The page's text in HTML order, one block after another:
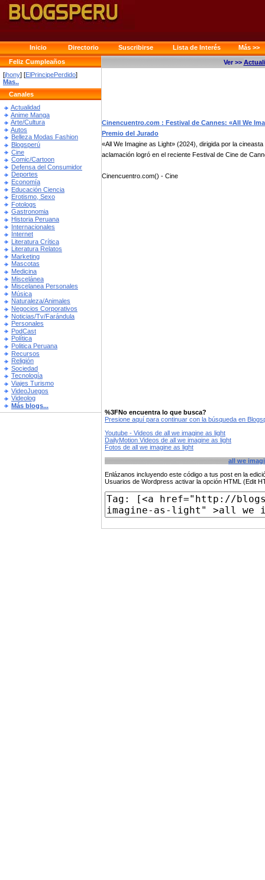
Inicio Directorio Suscribirse Lista de Interés
Más >>
Feliz Cumpleaños
[jhony] [ElPrincipePerdido]
Mas..
Canales
Actualidad
Anime Manga
Arte/Cultura
Autos
Belleza Modas Fashion
Blogsperú
Cine
Comic/Cartoon
Defensa del Consumidor
Deportes
Economía
Educación Ciencia
Erotismo, Sexo
Fotologs
Gastronomia
Historia Peruana
Internacionales
Internet
Literatura Crítica
Literatura Relatos
Marketing
Mascotas
Medicina
Miscelánea
Miscelanea Personales
Música
Naturaleza/Animales
Negocios Corporativos
Noticias/Tv/Farándula
Personales
PodCast
Política
Politica Peruana
Recursos
Religión
Sociedad
Tecnología
Viajes Turismo
VideoJuegos
Videolog
Más blogs...
Ver >>
Cinencuentro.com : Festival de Cannes: «All We
Premio del Jurado
«All We Imagine as Light» (2024), dirigida por la
aclamación logró en el reciente Festival de Cine de
Cinencuentro.com() - Cine
%3FNo encuentra lo que busca?
Presione aquí para continuar con la búsqueda en
Youtube - Videos de all we imagine as light
DailyMotion Videos de all we imagine as light
Fotos de all we imagine as light
all we
Enlázanos incluyendo este código a tus post en la
Usuarios de Wordpress activar la opción HTML (Edit